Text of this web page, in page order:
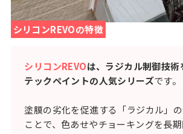
シリコンREVOの特徴
シリコンREVOは、ラジカル制御技
テックペイントの人気シリーズです。
塗膜の劣化を促進する「ラジカル」
ことで、色あせやチョーキングを長期